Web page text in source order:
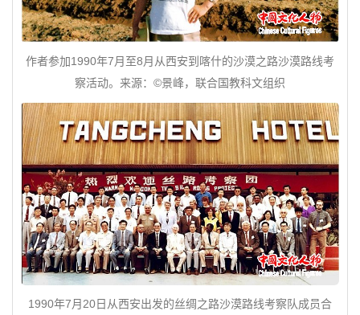
作者参加1990年7月至8月从西安到喀什的沙漠之路沙漠路线考
察活动。来源：©景峰，联合国教科文组织
1990年7月20日从西安出发的丝绸之路沙漠路线考察队成员合